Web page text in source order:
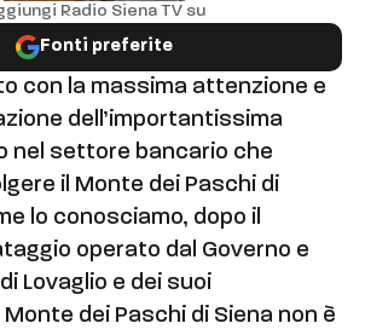
Radio Siena TV su
Fonti preferite
con la massima attenzione e
dell’importantissima
nel settore bancario che
il Monte dei Paschi di
lo conosciamo, dopo il
operato dal Governo e
Lovaglio e dei suoi
dei Paschi di Siena non è